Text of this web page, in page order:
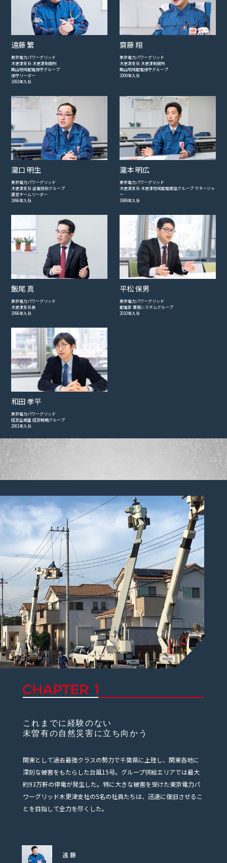
遠藤 繁
東京電力パワーグリッド
木更津支社 木更津制御所
館山地域配電保守グループ
保守リーダー
1993年入社
齋藤 翔
東京電力パワーグリッド
木更津支社 木更津制御所
館山地域配電保守グループ
2009年入社
瀧口 明生
東京電力パワーグリッド
木更津支社 送電技術グループ
運営チームリーダー
1996年入社
瀧本 明広
東京電力パワーグリッド
木更津支社 木更津地域配電建設グループ マネージャ
ー
1989年入社
飯尾 真
東京電力パワーグリッド
木更津支社長
1996年入社
平松 保男
東京電力パワーグリッド
配電部 業務システムグループ
2010年入社
和田 孝平
東京電力パワーグリッド
経営企画室 経営戦略グループ
2001年入社
これまでに経験のない
未曽有の自然災害に立ち向かう
関東として過去最強クラスの勢力で千葉県に上陸し、関東各地に
深刻な被害をもたらした台風15号。グループ供給エリアでは最大
約93万軒の停電が発生した。特に大きな被害を受けた東京電力パ
ワーグリッド木更津支社の5名の社員たちは、迅速に復旧させるこ
とを目指して全力を尽くした。
遠藤